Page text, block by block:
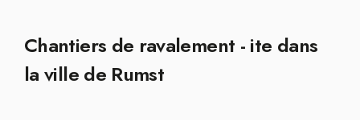
Chantiers de ravalement - ite dans
la ville de Rumst